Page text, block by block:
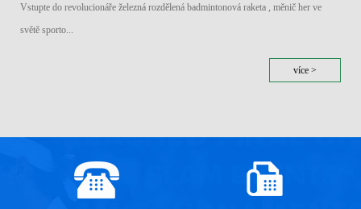
Vstupte do revolucionáře železná rozdělená badmintonová raketa , měnič her ve
světě sporto...
více >